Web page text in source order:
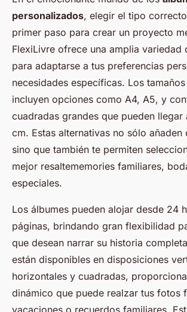
personalizados, elegir el tipo
primer paso para crear un proyecto
FlexiLivre ofrece una amplia variedad
para adaptarse a tus preferencias
necesidades específicas. Los
incluyen opciones como A4, A5, y
cuadradas grandes que pueden
cm. Estas alternativas no sólo añaden
sino que también te permiten
mejor resaltememories familiares,
especiales.
Los álbumes pueden alojar desde 24
páginas, brindando gran flexibilidad
que desean narrar su historia
están disponibles en disposiciones
horizontales y cuadradas,
dinámico que puede realzar tus fotos